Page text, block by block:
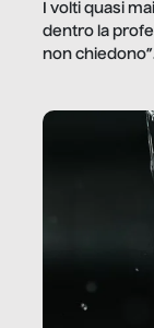
I volti quasi
dentro la
non